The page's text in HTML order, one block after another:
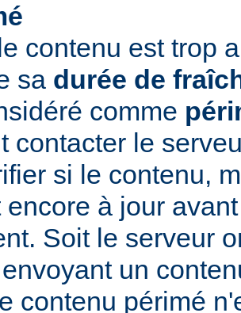
contenu est trop
sa durée de
comme
contacter le
si le contenu,
encore à jour
Soit le serveur
un
contenu périmé